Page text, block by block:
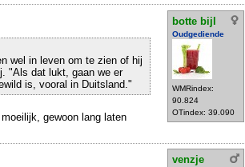
botte bijl
Oudgediende
WMRindex:
90.824
OTindex: 39.090
wel in leven om te zien of hij
"Als dat lukt, gaan we er
is, vooral in Duitsland."
gewoon lang laten
venzje